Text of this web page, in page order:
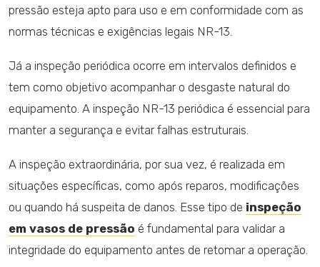
pressão esteja apto para uso e em conformidade com as
normas técnicas e exigências legais NR-13.
Já a inspeção periódica ocorre em intervalos definidos e
tem como objetivo acompanhar o desgaste natural do
equipamento. A inspeção NR-13 periódica é essencial para
manter a segurança e evitar falhas estruturais.
A inspeção extraordinária, por sua vez, é realizada em
situações específicas, como após reparos, modificações
ou quando há suspeita de danos. Esse tipo de inspeção
em vasos de pressão é fundamental para validar a
integridade do equipamento antes de retomar a operação.